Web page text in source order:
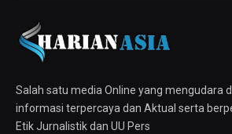
Salah satu media Online yang mengudara
informasi terpercaya dan Aktual serta
Etik Jurnalistik dan UU Pers